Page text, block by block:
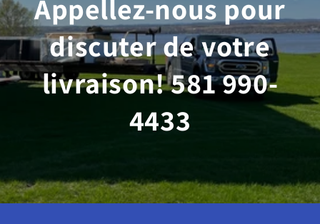
Appellez-nous pour
discuter de votre
livraison! 581 990-
4433